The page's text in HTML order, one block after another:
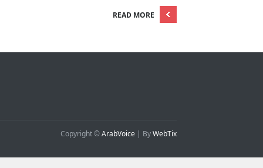
READ MORE
Copyright ©ArabVoice | ByWebTix